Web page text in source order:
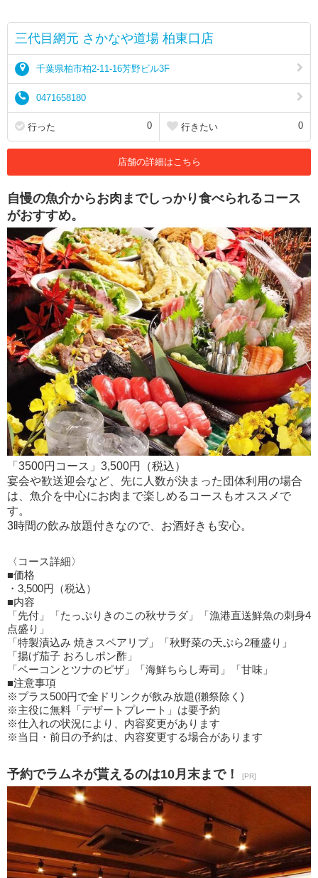
三代目網元 さかなや道場 柏東口店
千葉県柏市柏2-11-16芳野ビル3F
0471658180
行った 0 行きたい 0
店舗の詳細はこちら
自慢の魚介からお肉までしっかり食べられるコース
がおすすめ。
「3500円コース」3,500円（税込）
宴会や歓送迎会など、先に人数が決まった団体利用の場合
は、魚介を中心にお肉まで楽しめるコースもオススメで
す。
3時間の飲み放題付きなので、お酒好きも安心。
〈コース詳細〉
■価格
・3,500円（税込）
■内容
「先付」「たっぷりきのこの秋サラダ」「漁港直送鮮魚の刺身4
点盛り」
「特製漬込み 焼きスペアリブ」「秋野菜の天ぷら2種盛り」
「揚げ茄子 おろしポン酢」
「ベーコンとツナのピザ」「海鮮ちらし寿司」「甘味」
■注意事項
※プラス500円で全ドリンクが飲み放題(獺祭除く)
※主役に無料「デザートプレート」は要予約
※仕入れの状況により、内容変更があります
※当日・前日の予約は、内容変更する場合があります
予約でラムネが貰えるのは10月末まで！ [PR]